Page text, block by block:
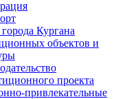
Кургана
объектов и
проекта
привлекательные